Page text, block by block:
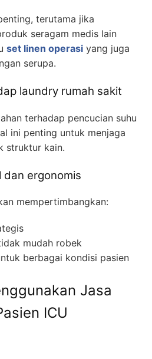
terutama jika
seragam medis lain
set linen operasi yang juga
serupa.
laundry rumah sakit
terhadap pencucian suhu
ini penting untuk menjaga
struktur kain.
dan ergonomis
mempertimbangkan:
mudah robek
berbagai kondisi pasien
Jasa
ICU